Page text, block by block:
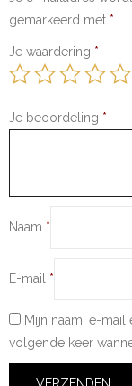
gemarkeerd met *
Je waardering *
Je beoordeling *
Naam *
E-mail *
Mijn naam, e-
volgende keer